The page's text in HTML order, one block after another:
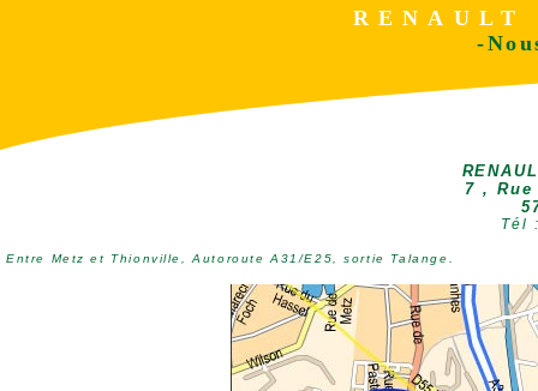
-
7 ,
Tél
Entre Metz et Thionville, Autoroute A31/E25, sortie Talange.